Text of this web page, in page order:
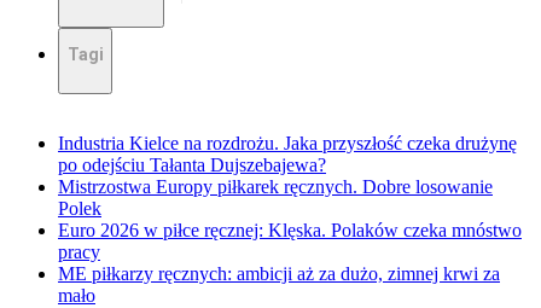
Tagi
Industria Kielce na rozdrożu. Jaka przyszłość czeka drużynę
po odejściu Tałanta Dujszebajewa?
Mistrzostwa Europy piłkarek ręcznych. Dobre losowanie
Polek
Euro 2026 w piłce ręcznej: Klęska. Polaków czeka mnóstwo
pracy
ME piłkarzy ręcznych: ambicji aż za dużo, zimnej krwi za
mało